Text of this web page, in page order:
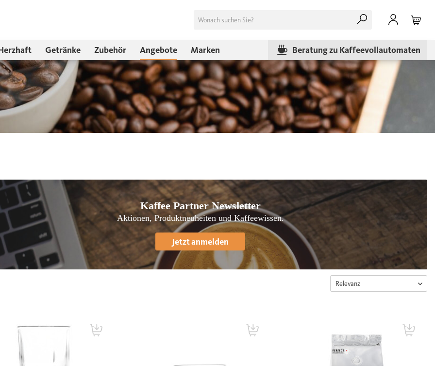
Getränke Zubehör Angebote Marken Beratung zu Kaffeevollautomaten
Kaffee Partner Newsletter
Aktionen, Produktneuheiten und Kaffeewissen.
Jetzt anmelden